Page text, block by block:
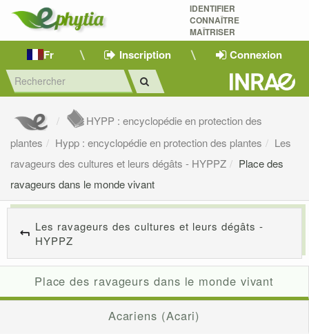
IDENTIFIER
CONNAÎTRE
MAÎTRISER
Fr Inscription Connexion
HYPP : encyclopédie en protection des
plantes
Hypp : encyclopédie en protection des plantes
Les
ravageurs des cultures et leurs dégâts - HYPPZ
Place des
ravageurs dans le monde vivant
Les ravageurs des cultures et leurs dégâts -
HYPPZ
Place des ravageurs dans le monde vivant
Acariens (Acari)